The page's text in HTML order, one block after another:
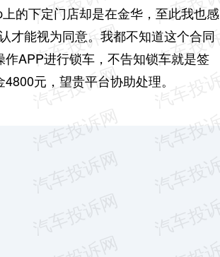
的下定门店却是在金华，至此我也感
才能视为同意。我都不知道这个合同
APP进行锁车，不告知锁车就是签
元，望贵平台协助处理。